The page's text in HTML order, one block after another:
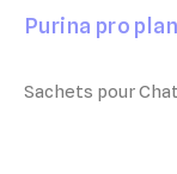
Purina pro
Sachets pour